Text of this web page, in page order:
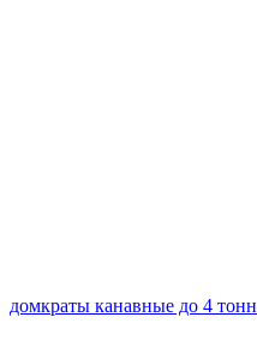
домкраты канавные до 4 тонн